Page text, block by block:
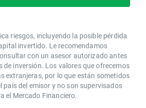
riesgos, incluyendo la posible pérdida
invertido. Le recomendamos
con un asesor autorizado antes
de inversión. Los valores que ofrecemos
extranjeras, por lo que están sometidos
país del emisor y no son supervisados
el Mercado Financiero.